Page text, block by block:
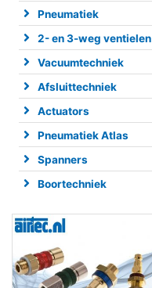
Pneumatiek
2- en 3-weg ventielen
Vacuumtechniek
Afsluittechniek
Actuators
Pneumatiek Atlas
Spanners
Boortechniek